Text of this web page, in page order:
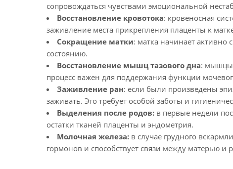
сопровождаться чувствами эмоциональной
Восстановление кровотока: кровеносная
заживление места прикрепления плаценты к
Сокращение матки: матка начинает активно
состоянию.
Восстановление мышц тазового дна: мышцы
процесс важен для поддержания функции
Заживление ран: если были произведены
заживать. Это требует особой заботы и
Выделения после родов: в первые недели
остатки тканей плаценты и эндометрия.
Молочная железа: в случае грудного
гормонов и способствует связи между матерью и